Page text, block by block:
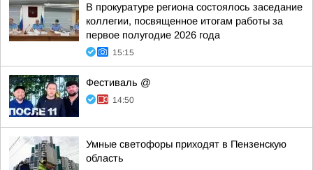
В прокуратуре региона состоялось заседание
коллегии, посвященное итогам работы за
первое полугодие 2026 года
15:15
Фестиваль @
14:50
Умные светофоры приходят в Пензенскую
область